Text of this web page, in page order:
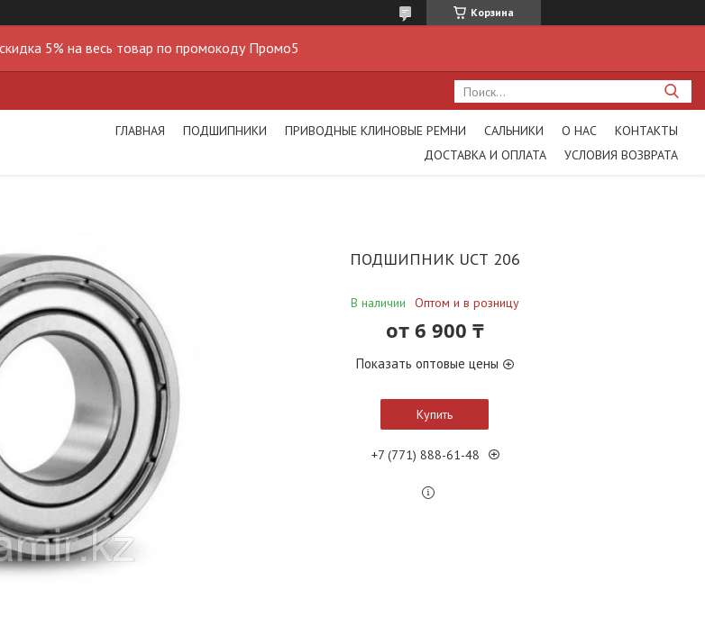
Корзина
5% на весь товар по промокоду Промо5
ГЛАВНАЯ ПОДШИПНИКИ ПРИВОДНЫЕ КЛИНОВЫЕ РЕМНИ САЛЬНИКИ О НАС
КОНТАКТЫ
ДОСТАВКА И ОПЛАТА
УСЛОВИЯ ВОЗВРАТА
ПОДШИПНИК UCТ 206
В наличии Оптом и в розницу
от 6 900 ₸
Показать оптовые цены
Купить
+7 (771) 888-61-48